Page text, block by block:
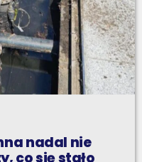
nadal nie
co się stało